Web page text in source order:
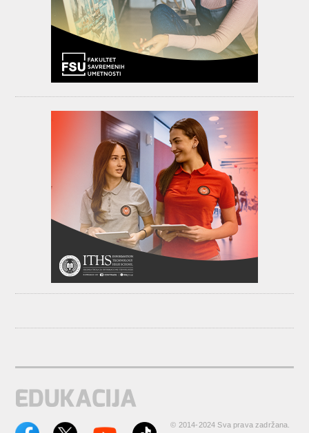
© 2014-2024 Sva prava zadržana.